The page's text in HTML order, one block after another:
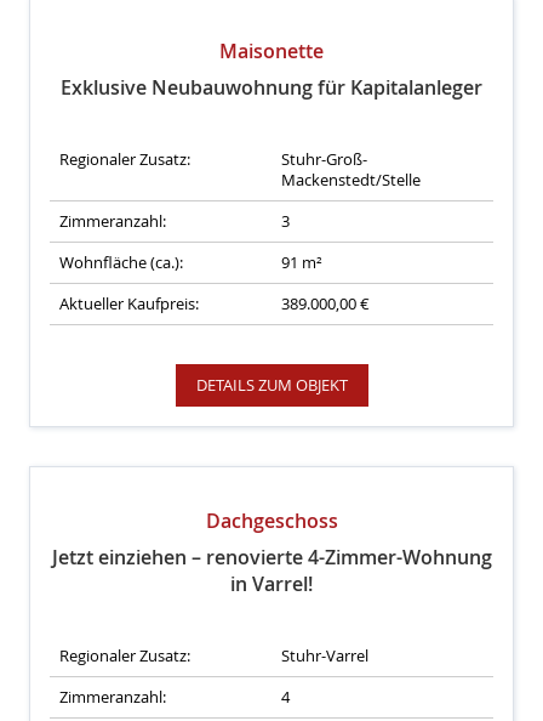
Maisonette
Exklusive Neubauwohnung für Kapitalanleger
Regionaler Zusatz:
Stuhr-Groß-
Mackenstedt/Stelle
Zimmeranzahl:
3
Wohnfläche (ca.):
91 m²
Aktueller Kaufpreis:
389.000,00 €
DETAILS ZUM OBJEKT
Dachgeschoss
Jetzt einziehen – renovierte 4-Zimmer-Wohnung
in Varrel!
Regionaler Zusatz:
Stuhr-Varrel
Zimmeranzahl:
4